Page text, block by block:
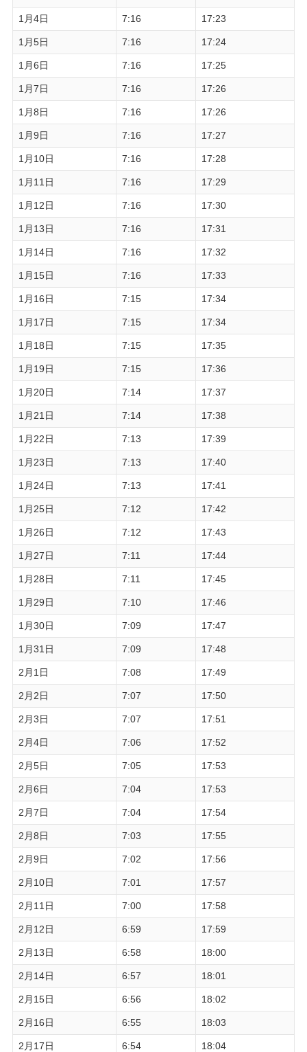
1月4日 7:16 17:23
1月5日 7:16 17:24
1月6日 7:16 17:25
1月7日 7:16 17:26
1月8日 7:16 17:26
1月9日 7:16 17:27
1月10日 7:16 17:28
1月11日 7:16 17:29
1月12日 7:16 17:30
1月13日 7:16 17:31
1月14日 7:16 17:32
1月15日 7:16 17:33
1月16日 7:15 17:34
1月17日 7:15 17:34
1月18日 7:15 17:35
1月19日 7:15 17:36
1月20日 7:14 17:37
1月21日 7:14 17:38
1月22日 7:13 17:39
1月23日 7:13 17:40
1月24日 7:13 17:41
1月25日 7:12 17:42
1月26日 7:12 17:43
1月27日 7:11 17:44
1月28日 7:11 17:45
1月29日 7:10 17:46
1月30日 7:09 17:47
1月31日 7:09 17:48
2月1日 7:08 17:49
2月2日 7:07 17:50
2月3日 7:07 17:51
2月4日 7:06 17:52
2月5日 7:05 17:53
2月6日 7:04 17:53
2月7日 7:04 17:54
2月8日 7:03 17:55
2月9日 7:02 17:56
2月10日 7:01 17:57
2月11日 7:00 17:58
2月12日 6:59 17:59
2月13日 6:58 18:00
2月14日 6:57 18:01
2月15日 6:56 18:02
2月16日 6:55 18:03
2月17日 6:54 18:04